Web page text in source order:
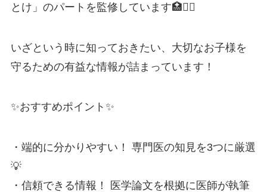
とけ」のパートを監修しています🏥👨‍⚕️
いざという時に知っておきたい、大切なお子様を
守るための有益な情報が詰まっています！
✨おすすめポイント✨
・端的に分かりやすい！ 専門医の知見を3つに厳選
💡
・信頼できる情報！ 医学論文を根拠に医師が執筆